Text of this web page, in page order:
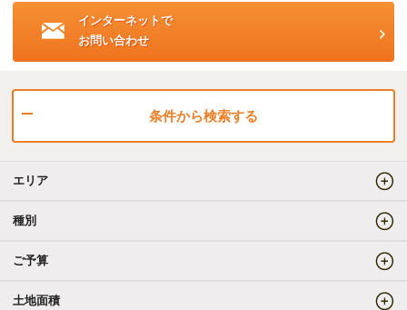
インターネットで
お問い合わせ
条件から検索する
エリア
種別
ご予算
土地面積
査定をしてほしい
売却方法等について相談したい
仲介でのご売却とは